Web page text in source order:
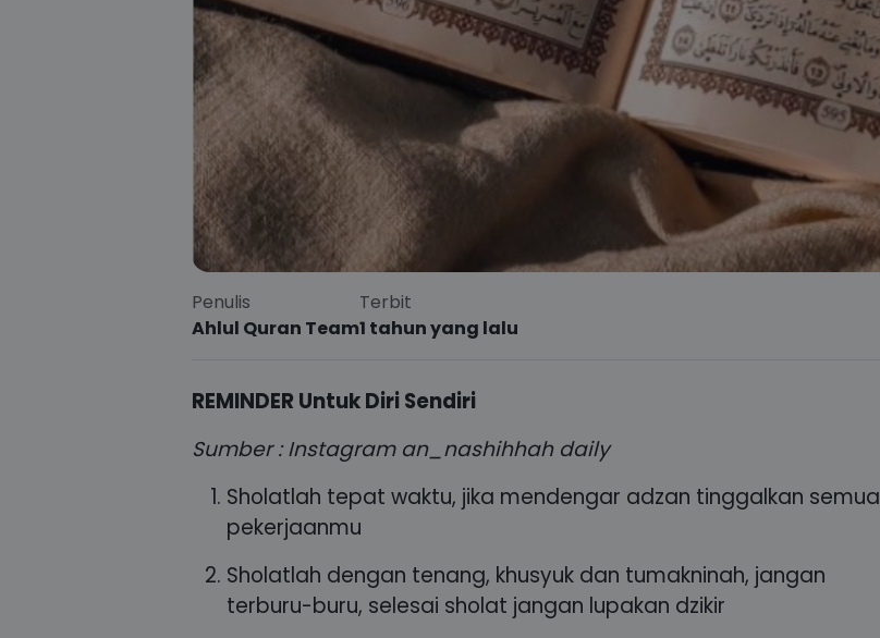
Penulis
Ahlul Quran Team
Terbit
1 tahun yang lalu
REMINDER Untuk Diri Sendiri
Sumber : Instagram an_nashihhah daily
Sholatlah tepat waktu, jika mendengar adzan tinggalkan semua
pekerjaanmu
Sholatlah dengan tenang, khusyuk dan tumakninah, jangan
terburu-buru, selesai sholat jangan lupakan dzikir